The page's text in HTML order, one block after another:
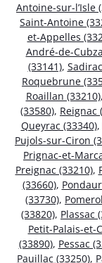
Antoine-sur-l’Isle
Saint-Antoine
et-Appelles
André-de-
(33141),
Roquebrune
Roaillan (33210),
(33580), Reignac
Queyrac (33340),
Pujols-sur-Ciron
Prignac-et-
Preignac (33210),
(33660),
(33730),
(33820), Plassac
Petit-Palais-et-
(33890), Pessac
Pauillac (33250),